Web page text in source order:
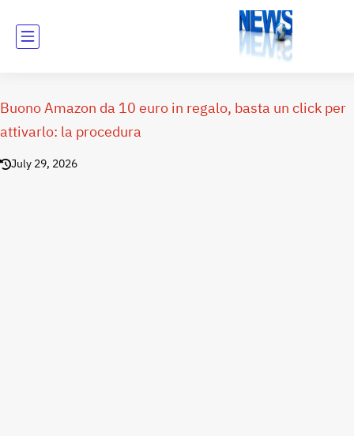
Buono Amazon da 10 euro in regalo, basta un click per
attivarlo: la procedura
July 29, 2026